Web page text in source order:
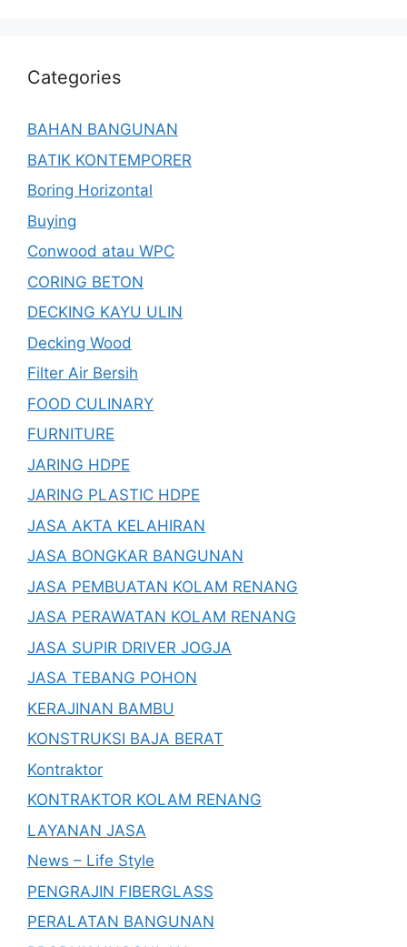
Categories
BAHAN BANGUNAN
BATIK KONTEMPORER
Boring Horizontal
Buying
Conwood atau WPC
CORING BETON
DECKING KAYU ULIN
Decking Wood
Filter Air Bersih
FOOD CULINARY
FURNITURE
JARING HDPE
JARING PLASTIC HDPE
JASA AKTA KELAHIRAN
JASA BONGKAR BANGUNAN
JASA PEMBUATAN KOLAM RENANG
JASA PERAWATAN KOLAM RENANG
JASA SUPIR DRIVER JOGJA
JASA TEBANG POHON
KERAJINAN BAMBU
KONSTRUKSI BAJA BERAT
Kontraktor
KONTRAKTOR KOLAM RENANG
LAYANAN JASA
News – Life Style
PENGRAJIN FIBERGLASS
PERALATAN BANGUNAN